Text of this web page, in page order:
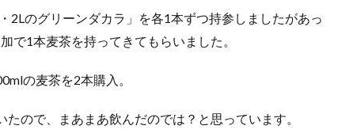
2Lのグリーンダカラ」を各1本ずつ持参しましたがあっ
で1本麦茶を持ってきてもらいました。
の麦茶を2本購入。
ので、まあまあ飲んだのでは？と思っています。